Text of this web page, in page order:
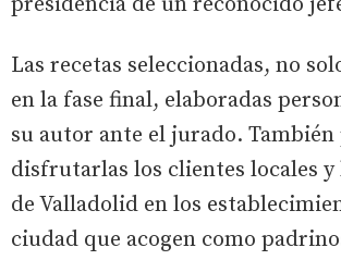
Las recetas seleccionadas, no
en la fase final, elaboradas
su autor ante el jurado.
disfrutarlas los clientes locales
de Valladolid en los
ciudad que acogen como